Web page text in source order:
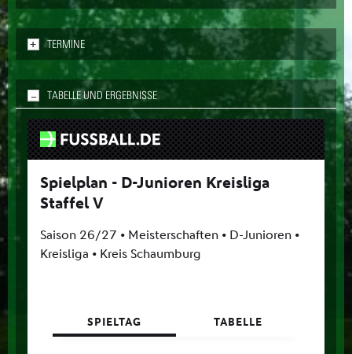
ANZEIGEN
TERMINE
AUSBLENDEN
TABELLE UND ERGEBNISSE